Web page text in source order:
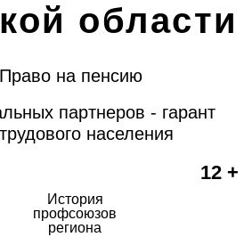
области
на пенсию
партнеров - гарант
населения
12 +
История
профсоюзов
региона